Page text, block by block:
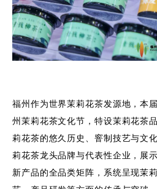
福州作为世界茉莉花茶发源地，本
州茉莉花茶文化节，特设茉莉花茶
莉花茶的悠久历史、窨制技艺与文
莉花茶龙头品牌与代表性企业，展
新产品的全品类矩阵，系统呈现茉